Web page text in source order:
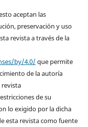
aceptan las
preservación y uso
revista a través de la
by/4.0/ que permite
de la autoría
revista
de su
lo exigido por la dicha
esta revista como fuente